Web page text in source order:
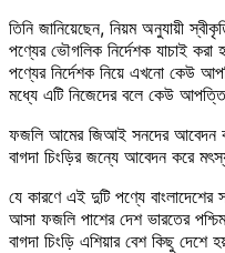
তিনি জানিয়েছেন, নিয়ম অনুযায়ী
পণ্যের ভৌগলিক নির্দেশক যাচাই করা
পণ্যের নির্দেশক নিয়ে এখনো কেউ
মধ্যে এটি নিজেদের বলে কেউ
ফজলি আমের জিআই সনদের আবেদন
বাগদা চিংড়ির জন্যে আবেদন করে
যে কারণে এই দুটি পণ্যে
আসা ফজলি পাশের দেশ ভারতের
বাগদা চিংড়ি এশিয়ার বেশ কিছু দেশে